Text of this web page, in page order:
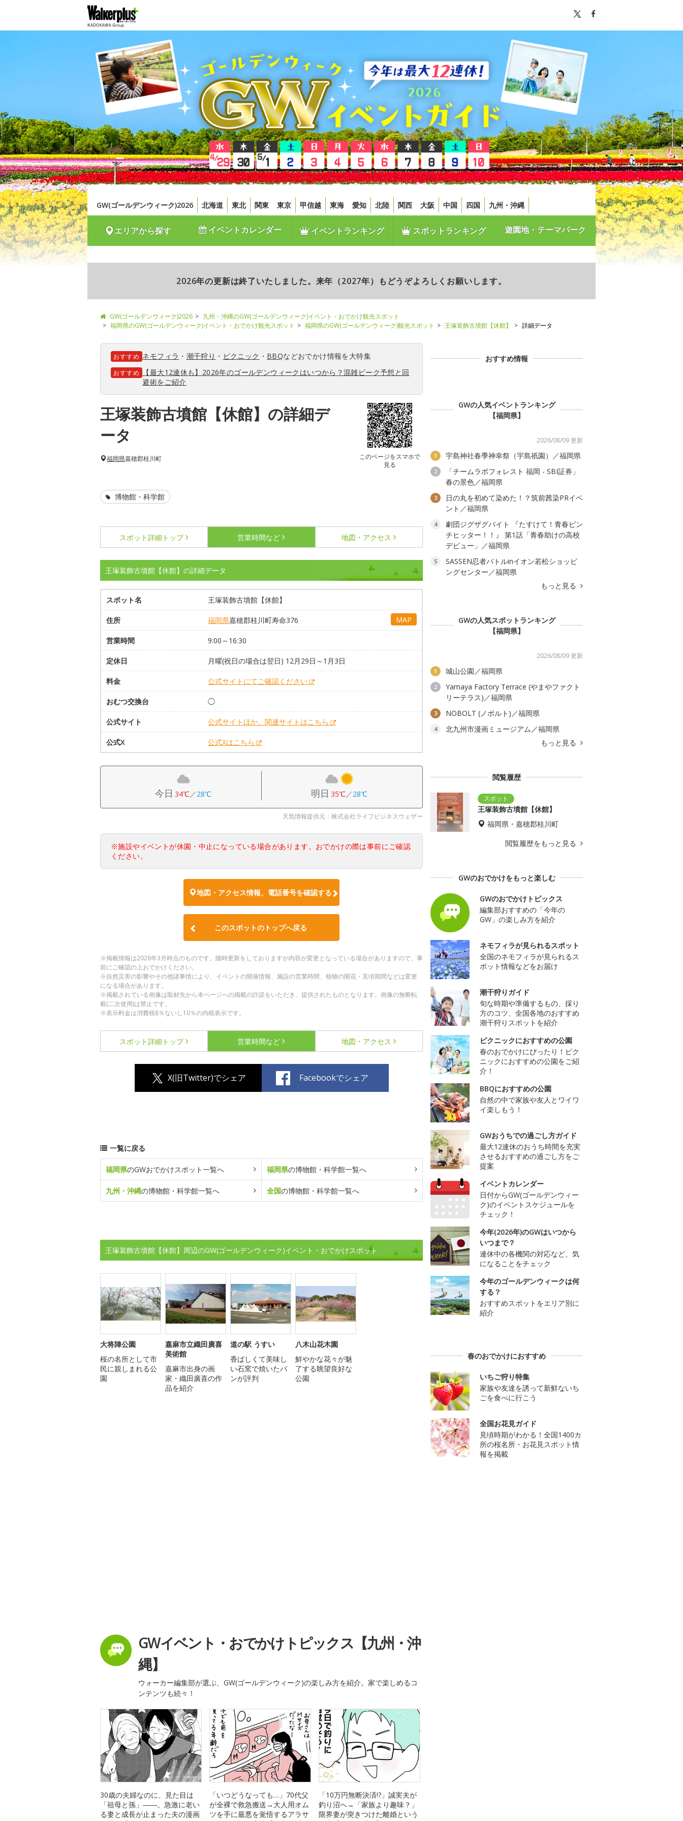
GW(ゴールデンウィーク)2026 北海道 東北 関東 東京 甲信越 東海 愛知 北陸 関西 大阪 中国 四国 九州・沖縄
エリアから探す イベントカレンダー イベントランキング スポットランキング 遊園地・テーマパーク
2026年の更新は終了いたしました。来年（2027年）もどうぞよろしくお願いします。
GW(ゴールデンウィーク)2026
九州・沖縄のGW(ゴールデンウィーク)イベント・おでかけ観光スポット
福岡県のGW(ゴールデンウィーク)イベント・おでかけ観光スポット
福岡県のGW(ゴールデンウィーク)観光スポット 王塚装飾古墳館【休館】 詳細データ
おすすめ ネモフィラ ・ 潮干狩り ・ ピクニック ・ BBQなどおでかけ情報を大特集
おすすめ
【最大12連休も】2026年のゴールデンウィークはいつから？混雑ピーク予想と回
避術をご紹介
王塚装飾古墳館【休館】の詳細デ
ータ
このページをスマホで
見る
福岡県嘉穂郡桂川町
博物館・科学館
スポット詳細 トップ 営業時間など 地図・アクセス
王塚装飾古墳館【休館】の詳細データ
スポット名 王塚装飾古墳館【休館】
住所 福岡県嘉穂郡桂川町寿命376 MAP
営業時間 9:00～16:30
定休日 月曜(祝日の場合は翌日) 12月29日～1月3日
料金 公式サイトにてご確認ください
おむつ交換台 ◯
公式サイト 公式サイトほか、関連サイトはこちら
公式X 公式Xはこちら
今日 34℃／28℃ 明日 35℃／28℃
天気情報提供元：株式会社ライフビジネスウェザー
※施設やイベントが休園・中止になっている場合があります。おでかけの際は事前にご確認
ください。
地図・アクセス情報、電話番号を確認する
このスポットのトップへ戻る
※掲載情報は2026年3月時点のものです。随時更新をしておりますが内容が変更となっている場合がありますので、事
前にご確認の上おでかけください。
※自然災害の影響やその他諸事情により、イベントの開催情報、施設の営業時間、植物の開花・見頃期間などは変更
になる場合があります。
※掲載されている画像は取材先から本ページへの掲載の許諾をいただき、提供されたものとなります。画像の無断転
載(二次使用)は禁止です。
※表示料金は消費税8％ないし10％の内税表示です。
スポット詳細 トップ 営業時間など 地図・アクセス
X(旧Twitter)でシェア Facebookでシェア
一覧に戻る
福岡県のGWおでかけスポット一覧へ 福岡県の博物館・科学館一覧へ
九州・沖縄の博物館・科学館一覧へ 全国の博物館・科学館一覧へ
王塚装飾古墳館【休館】周辺のGW(ゴールデンウィーク)イベント・おでかけスポット
大将陣公園
桜の名所として市
民に親しまれる公
園
嘉麻市立織田廣喜
美術館
嘉麻市出身の画
家・織田廣喜の作
品を紹介
道の駅 うすい
香ばしくて美味し
い石窯で焼いたパ
ンが評判
八木山花木園
鮮やかな花々が魅
了する眺望良好な
公園
GWイベント・おでかけトピックス【九州・沖
縄】
ウォーカー編集部が選ぶ、GW(ゴールデンウィーク)の楽しみ方を紹介。家で楽しめるコ
ンテンツも続々！
30歳の夫婦なのに、見た目は
「祖母と孫」――。急激に老い
る妻と成長が止まった夫の漫画
「いつどうなっても…」70代父
が全裸で救急搬送→大人用オム
ツを手に最悪を覚悟するアラサ
「10万円無断決済!?」誠実夫が
釣り沼へ→「家族より趣味？」
限界妻が突きつけた離婚という
おすすめ情報
GWの人気イベントランキング
【福岡県】
2026/08/09 更新
1 宇島神社春季神幸祭（宇島祇園）／福岡県
2
「チームラボフォレスト 福岡 - SBI証券」
春の景色／福岡県
3
日の丸を初めて染めた！？筑前茜染PRイベ
ント／福岡県
4
劇団ジグザグバイト 『たすけて！青春ピン
チヒッター！！』 第1話「青春助けの高校
デビュー」／福岡県
5
SASSEN忍者バトルinイオン若松ショッピ
ングセンター／福岡県
もっと見る
GWの人気スポットランキング
【福岡県】
2026/08/09 更新
1 城山公園／福岡県
2
Yamaya Factory Terrace (やまやファクト
リーテラス)／福岡県
3 NOBOLT (ノボルト)／福岡県
4
北九州市漫画ミュージアム／福岡県
もっと見る
閲覧履歴
王塚装飾古墳館【休館】
福岡県・嘉穂郡桂川町
閲覧履歴をもっと見る
GWのおでかけをもっと楽しむ
GWのおでかけトピックス
編集部おすすめの「今年の
GW」の楽しみ方を紹介
ネモフィラが見られるスポット
全国のネモフィラが見られるス
ポット情報などをお届け
潮干狩りガイド
旬な時期や準備するもの、採り
方のコツ、全国各地のおすすめ
潮干狩りスポットを紹介
ピクニックにおすすめの公園
春のおでかけにぴったり！ピク
ニックにおすすめの公園をご紹
介！
BBQにおすすめの公園
自然の中で家族や友人とワイワ
イ楽しもう！
GWおうちでの過ごし方ガイド
最大12連休のおうち時間を充実
させるおすすめの過ごし方をご
提案
イベントカレンダー
日付からGW(ゴールデンウィー
ク)のイベントスケジュールを
チェック！
今年(2026年)のGWはいつから
いつまで？
連休中の各機関の対応など、気
になることをチェック
今年のゴールデンウィークは何
する？
おすすめスポットをエリア別に
紹介
春のおでかけにおすすめ
いちご狩り特集
家族や友達を誘って新鮮ないち
ごを食べに行こう
全国お花見ガイド
見頃時期がわかる！全国1400カ
所の桜名所・お花見スポット情
報を掲載